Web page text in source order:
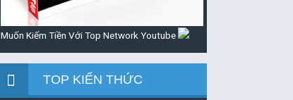
Muốn Kiếm Tiền Với Top Network Youtube
TOP KIẾN THỨC